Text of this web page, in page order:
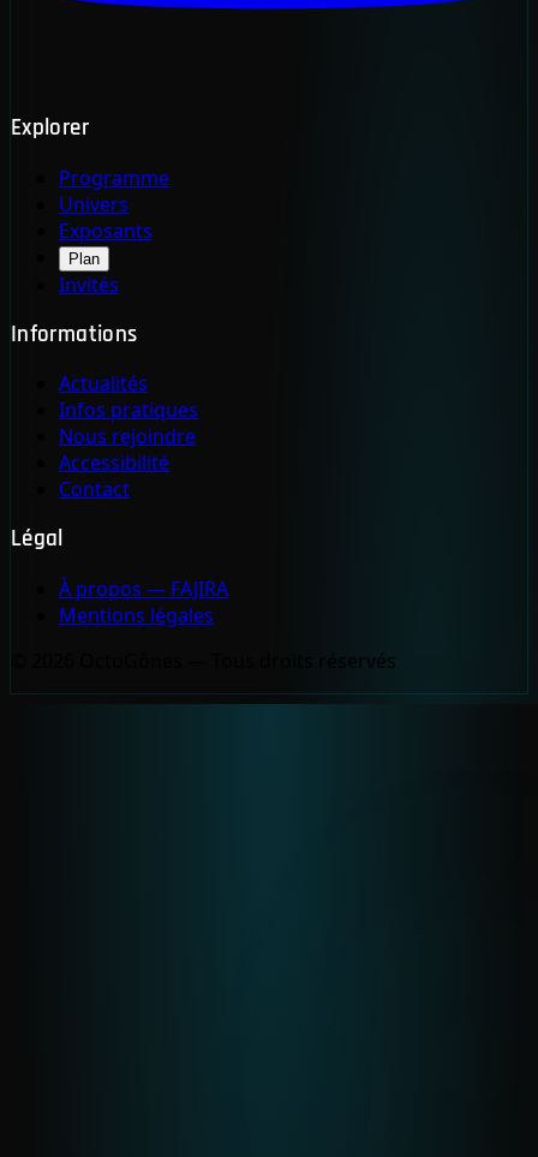
Explorer
Programme
Univers
Exposants
Plan
Invités
Informations
Actualités
Infos pratiques
Nous rejoindre
Accessibilité
Contact
Légal
À propos — FAJIRA
Mentions légales
© 2026 OctoGônes — Tous droits réservés